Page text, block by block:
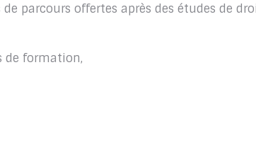
parcours offertes après des études de
de formation,